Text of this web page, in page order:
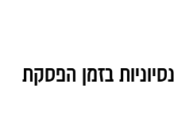
בזמן הפסקת